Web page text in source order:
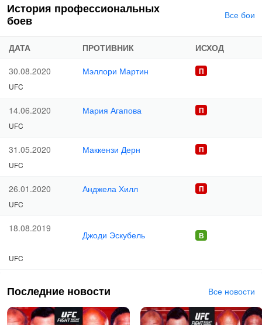
История профессиональных
боев
Все бои
ДАТА ПРОТИВНИК
ИСХОД
30.08.2020
Мэллори Мартин
UFC
14.06.2020 Мария Агапова
UFC
31.05.2020 Маккензи Дерн
UFC
26.01.2020 Анджела Хилл
UFC
18.08.2019
Джоди Эскубель
UFC
Последние новости Все новости